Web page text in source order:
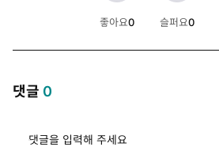
좋아요0
슬퍼요0
댓글 0
댓글을 입력해 주세요